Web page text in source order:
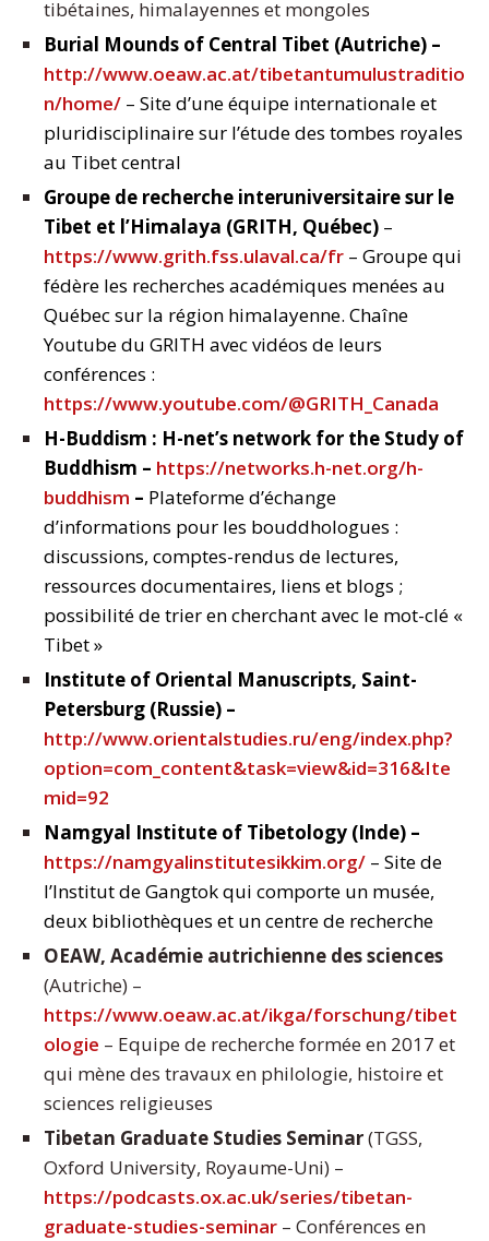
tibétaines, himalayennes et mongoles
Burial Mounds of Central Tibet (Autriche) –
http://www.oeaw.ac.at/tibetantumulustraditio
n/home/ – Site d’une équipe internationale et
pluridisciplinaire sur l’étude des tombes royales
au Tibet central
Groupe de recherche interuniversitaire sur le
Tibet et l’Himalaya (GRITH, Québec) –
https://www.grith.fss.ulaval.ca/fr – Groupe qui
fédère les recherches académiques menées au
Québec sur la région himalayenne. Chaîne
Youtube du GRITH avec vidéos de leurs
conférences :
https://www.youtube.com/@GRITH_Canada
H-Buddism : H-net’s network for the Study of
Buddhism – https://networks.h-net.org/h-
buddhism – Plateforme d’échange
d’informations pour les bouddhologues :
discussions, comptes-rendus de lectures,
ressources documentaires, liens et blogs ;
possibilité de trier en cherchant avec le mot-clé «
Tibet »
Institute of Oriental Manuscripts, Saint-
Petersburg (Russie) –
http://www.orientalstudies.ru/eng/index.php?
option=com_content&task=view&id=316&Ite
mid=92
Namgyal Institute of Tibetology (Inde) –
https://namgyalinstitutesikkim.org/ – Site de
l’Institut de Gangtok qui comporte un musée,
deux bibliothèques et un centre de recherche
OEAW, Académie autrichienne des sciences
(Autriche) –
https://www.oeaw.ac.at/ikga/forschung/tibet
ologie – Equipe de recherche formée en 2017 et
qui mène des travaux en philologie, histoire et
sciences religieuses
Tibetan Graduate Studies Seminar(TGSS,
Oxford University, Royaume-Uni) –
https://podcasts.ox.ac.uk/series/tibetan-
graduate-studies-seminar – Conférences en